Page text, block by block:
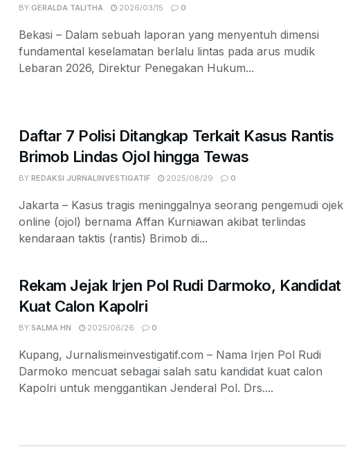
BY GERALDA TALITHA 2026/03/15 0
Bekasi – Dalam sebuah laporan yang menyentuh dimensi
fundamental keselamatan berlalu lintas pada arus mudik
Lebaran 2026, Direktur Penegakan Hukum...
Daftar 7 Polisi Ditangkap Terkait Kasus Rantis
Brimob Lindas Ojol hingga Tewas
BY REDAKSI JURNALINVESTIGATIF 2025/08/29 0
Jakarta – Kasus tragis meninggalnya seorang pengemudi ojek
online (ojol) bernama Affan Kurniawan akibat terlindas
kendaraan taktis (rantis) Brimob di...
Rekam Jejak Irjen Pol Rudi Darmoko, Kandidat
Kuat Calon Kapolri
BY SALMA HN 2025/06/26 0
Kupang, Jurnalismeinvestigatif.com – Nama Irjen Pol Rudi
Darmoko mencuat sebagai salah satu kandidat kuat calon
Kapolri untuk menggantikan Jenderal Pol. Drs....